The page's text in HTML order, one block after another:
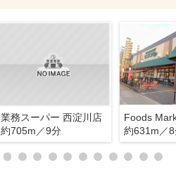
業務スーパー 西淀川店
約705m／9分
約631m／